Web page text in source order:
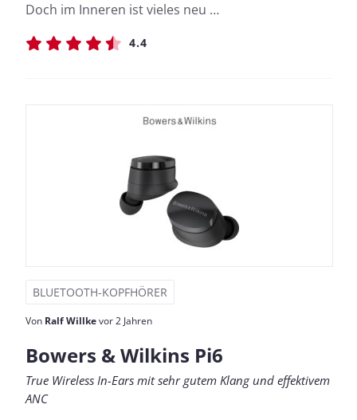
Doch im Inneren ist vieles neu …
4.4
BLUETOOTH-KOPFHÖRER
Von Ralf Willkevor 2 Jahren
Bowers & Wilkins Pi6
True Wireless In-Ears mit sehr gutem Klang und effektivem
ANC